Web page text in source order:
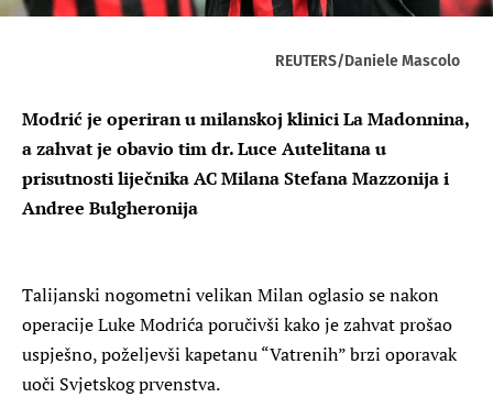
REUTERS/Daniele Mascolo
Modrić je operiran u milanskoj klinici La Madonnina,
a zahvat je obavio tim dr. Luce Autelitana u
prisutnosti liječnika AC Milana Stefana Mazzonija i
Andree Bulgheronija
Talijanski nogometni velikan Milan oglasio se nakon
operacije Luke Modrića poručivši kako je zahvat prošao
uspješno, poželjevši kapetanu “Vatrenih” brzi oporavak
uoči Svjetskog prvenstva.